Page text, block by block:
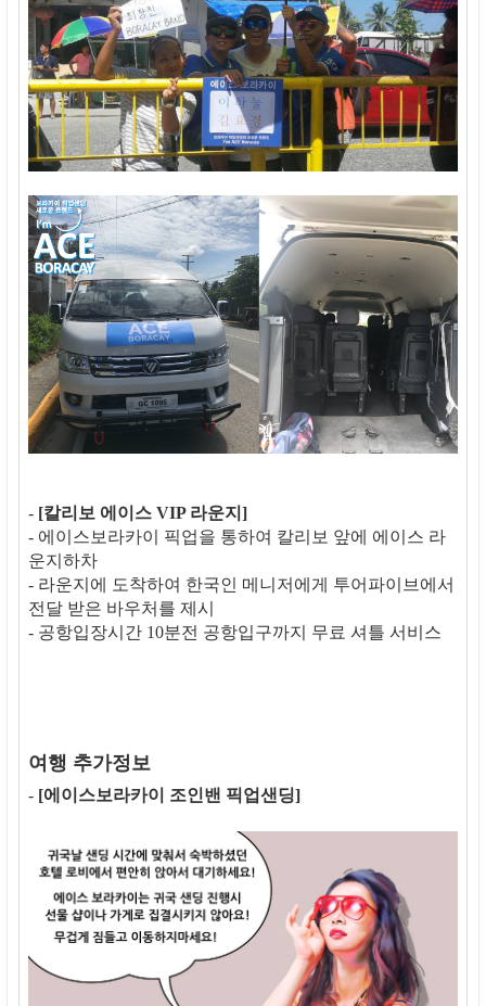
- [칼리보 에이스 VIP 라운지]
- 에이스보라카이 픽업을 통하여 칼리보 앞에 에이스 라
운지하차
- 라운지에 도착하여 한국인 메니저에게 투어파이브에서
전달 받은 바우처를 제시
- 공항입장시간 10분전 공항입구까지 무료 셔틀 서비스
여행 추가정보
- [에이스보라카이 조인밴 픽업샌딩]